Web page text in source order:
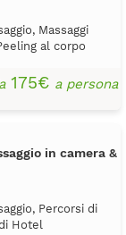
Massaggi
al corpo
175€ a persona
in camera &
Percorsi di
Hotel